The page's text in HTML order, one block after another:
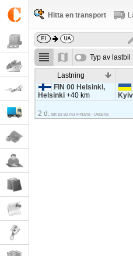
Hitta en transport
Typ av lastbil
Lastning
FIN 00 Helsinki,
Helsinki+40 km
2 d. telt 82-92 m3 Finland - Ukraina